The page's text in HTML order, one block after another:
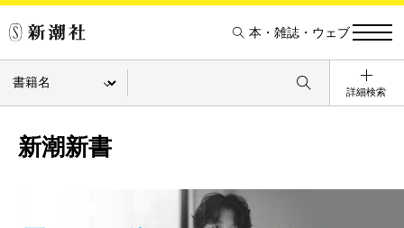
本・雑誌・ウェブ
詳細検索
新潮新書